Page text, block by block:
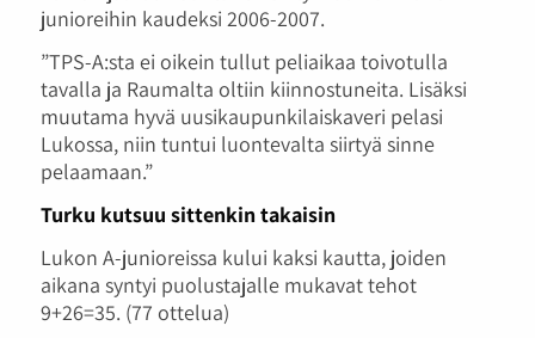
junioreihin kaudeksi 2006-2007.
”TPS-A:sta ei oikein tullut peliaikaa toivotulla
tavalla ja Raumalta oltiin kiinnostuneita. Lisäksi
muutama hyvä uusikaupunkilaiskaveri pelasi
Lukossa, niin tuntui luontevalta siirtyä sinne
pelaamaan.”
Turku kutsuu sittenkin takaisin
Lukon A-junioreissa kului kaksi kautta, joiden
aikana syntyi puolustajalle mukavat tehot
9+26=35. (77 ottelua)